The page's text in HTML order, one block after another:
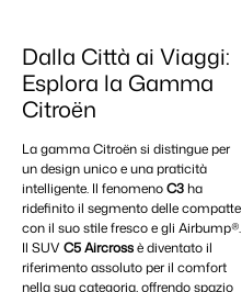
Dalla Città ai Viaggi:
Esplora la Gamma
Citroën
La gamma Citroën si distingue per
un design unico e una praticità
intelligente. Il fenomenoC3ha
ridefinito il segmento delle compatte
con il suo stile fresco e gli Airbump®.
Il SUV C5 Aircrossè diventato il
riferimento assoluto per il comfort
nella sua categoria, offrendo spazio